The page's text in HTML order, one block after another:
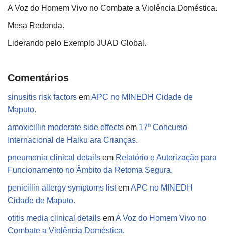
A Voz do Homem Vivo no Combate a Violência Doméstica.
Mesa Redonda.
Liderando pelo Exemplo JUAD Global.
Comentários
sinusitis risk factors emAPC no MINEDH Cidade de
Maputo.
amoxicillin moderate side effects em 17º Concurso
Internacional de Haiku ara Crianças.
pneumonia clinical details em Relatório e Autorização para
Funcionamento no Âmbito da Retoma Segura.
penicillin allergy symptoms listemAPC no MINEDH
Cidade de Maputo.
otitis media clinical details emA Voz do Homem Vivo no
Combate a Violência Doméstica.